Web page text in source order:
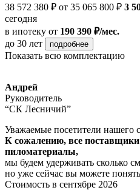
38 572 380 ₽ от 35 065 800 ₽ 3
сегодня
в ипотеку от 190 390 ₽/мес.
до 30 лет
подробнее
Показать всю комплектацию
Андрей
Руководитель
“СК Лесничий”
Уважаемые посетители нашего
К сожалению, все
пиломатериалы,
мы будем удерживать сколько
но уже сейчас вы можете
Стоимость в сентябре 2026